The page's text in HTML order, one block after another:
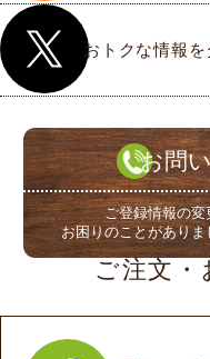
おトクな情報を
お問
ご登録情報の
お困りのことがあり
ご注文・